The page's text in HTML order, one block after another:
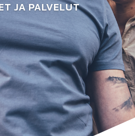
JA PALVELUT